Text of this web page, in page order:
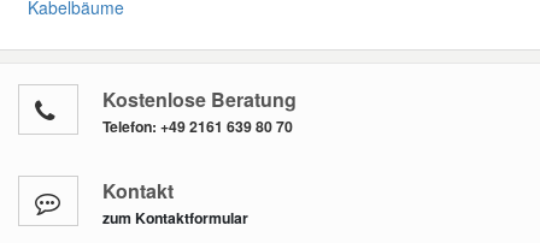
Kabelbäume
Kostenlose Beratung
Telefon: +49 2161 639 80 70
Kontakt
zum Kontaktformular